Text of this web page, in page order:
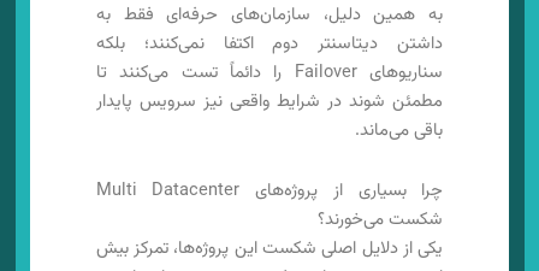
به همین دلیل، سازمان‌های حرفه‌ای فقط به
داشتن دیتاسنتر دوم اکتفا نمی‌کنند؛ بلکه
سناریوهای Failover را دائماً تست می‌کنند تا
مطمئن شوند در شرایط واقعی نیز سرویس پایدار
باقی می‌ماند.
چرا بسیاری از پروژه‌های Multi Datacenter
شکست می‌خورند؟
یکی از دلایل اصلی شکست این پروژه‌ها، تمرکز بیش